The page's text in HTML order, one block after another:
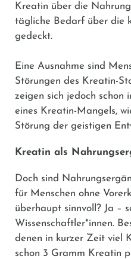
Kreatin über die
tägliche Bedarf über die
gedeckt.
Eine Ausnahme sind
Störungen des Kreatin-
zeigen sich jedoch schon
eines Kreatin-Mangels,
Störung der geistigen
Kreatin als
Doch sind
für Menschen ohne
überhaupt sinnvoll? Ja –
Wissenschaftler*innen.
denen in kurzer Zeit viel
schon 3 Gramm Kreatin